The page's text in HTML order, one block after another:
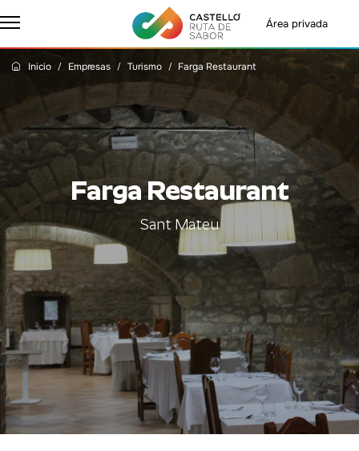
Área privada
Farga Restaurant
Sant Mateu
Inicio Empresas Turismo Farga Restaurant